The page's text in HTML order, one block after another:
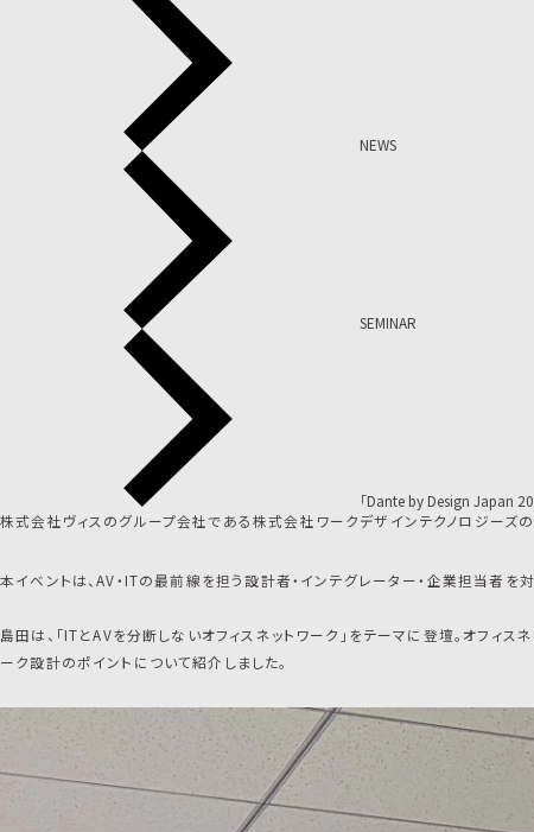
NEWS
SEMINAR
「Dante by Design Japan
株式会社ヴィスのグループ会社である株式会社ワークデザインテクノロジー
本イベントは、AV・ITの最前線を担う設計者・インテグレーター・企業担当者
島田は、「ITとAVを分断しないオフィスネットワーク」をテーマに登壇。オフィ
ーク設計のポイントについて紹介しました。